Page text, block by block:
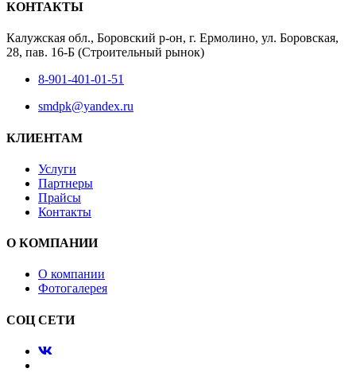
КОНТАКТЫ
Калужская обл., Боровский р-он, г. Ермолино, ул. Боровская,
28, пав. 16-Б (Строительный рынок)
8-901-401-01-51
smdpk@yandex.ru
КЛИЕНТАМ
Услуги
Партнеры
Прайсы
Контакты
О КОМПАНИИ
О компании
Фотогалерея
СОЦ СЕТИ